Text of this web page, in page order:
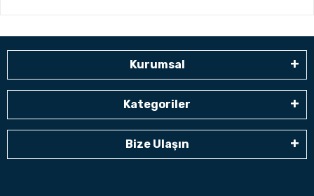
Kurumsal
Kategoriler
Bize Ulaşın